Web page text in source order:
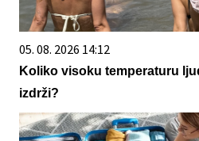
05. 08. 2026 14:12
Koliko visoku temperaturu
izdrži?